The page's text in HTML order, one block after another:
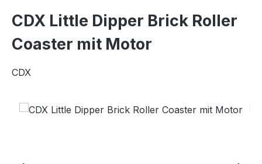
CDX Little Dipper Brick Roller
Coaster mit Motor
CDX
Bildergalerie überspringen